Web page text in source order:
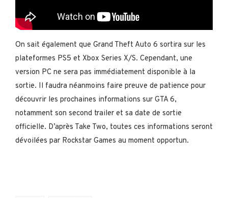
On sait également que Grand Theft Auto 6 sortira sur les
plateformes PS5 et Xbox Series X/S. Cependant, une
version PC ne sera pas immédiatement disponible à la
sortie. Il faudra néanmoins faire preuve de patience pour
découvrir les prochaines informations sur GTA 6,
notamment son second trailer et sa date de sortie
officielle. D’après Take Two, toutes ces informations seront
dévoilées par Rockstar Games au moment opportun.